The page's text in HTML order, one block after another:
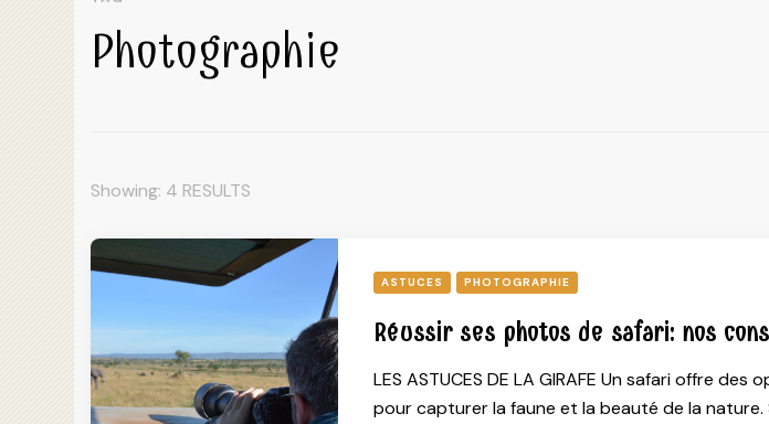
Photographie
Showing: 4 RESULTS
ASTUCES PHOTOGRAPHIE
Réussir ses photos de safari: nos
LES ASTUCES DE LA GIRAFE Un safari offre
pour capturer la faune et la beauté de la nature.